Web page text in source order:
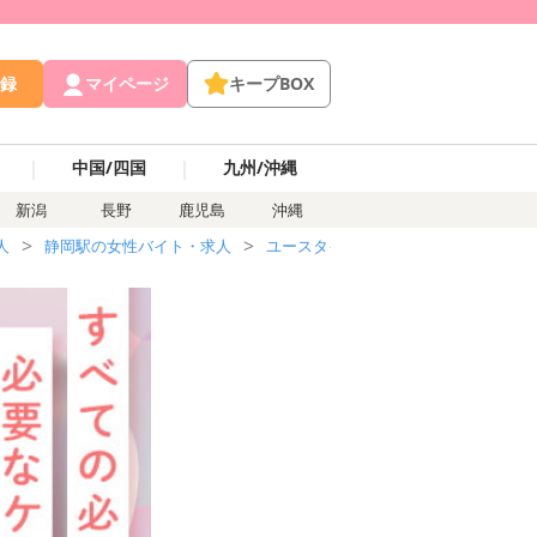
マイページ キープBOX
中国/四国 九州/沖縄
新潟 長野 鹿児島
沖縄
静岡駅の女性バイト・求人 ユースタイルラボラトリー株式会社